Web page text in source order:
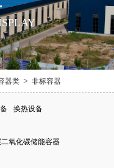
器类 > 非标容器
换热设备
氧化碳储能容器